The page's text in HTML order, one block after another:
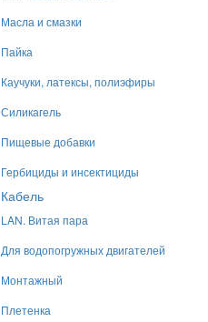
Масла и смазки
Пайка
Каучуки, латексы, полиэфиры
Силикагель
Пищевые добавки
Гербициды и инсектициды
Кабель
LAN. Витая пара
Для водопогружных двигателей
Монтажный
Плетенка